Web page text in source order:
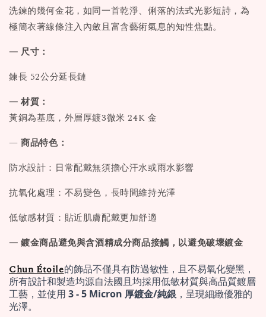
洗鍊的幾何金花，如同一首乾淨、俐落的法式光影短詩，為
極簡衣著線條注入內斂且富含藝術氣息的知性焦點。
— 尺寸：
鍊長 52公分延長鏈
— 材質：
黃銅為基底，外層厚鍍3微米 24K 金
—商品特色：
防水設計：日常配戴無須擔心汗水或雨水影響
抗氧化處理：不易變色，長時間維持光澤
低敏感材質：貼近肌膚配戴更加舒適
— 鍍金商品避免與含酒精成分商品接觸，以避免破壞鍍金
Chun Étoile的飾品不僅具有防過敏性，且不易氧化變黑，
所有設計和製造均源自法國且均採用低敏材質與高品質鍍層
工藝，並使用 3 - 5 Micron 厚鍍金/純銀 ，呈現細緻優雅的
光澤。